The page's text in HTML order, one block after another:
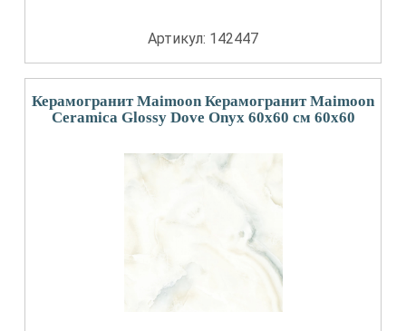
Артикул: 142447
Керамогранит Maimoon Керамогранит Maimoon
Ceramica Glossy Dove Onyx 60x60 см 60x60